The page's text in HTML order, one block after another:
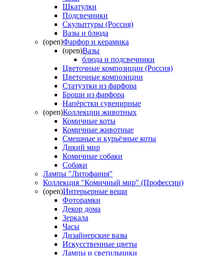
Шкатулки
Подсвечники
Скульптуры (Россия)
Вазы и блюда
(open)Фарфор и керамика
(open)Вазы
блюда и подсвечники
Цветочные композиции (Россия)
Цветочные композиции
Статуэтки из фарфора
Броши из фарфора
Напёрстки сувенирные
(open)Коллекции животных
Комичные коты
Комичные животные
Смешные и курьёзные коты
Дикий мир
Комичные собаки
Собаки
Лампы "Литофания"
Коллекция "Комичный мир" (Профессии)
(open)Интерьерные вещи
Фоторамки
Декор дома
Зеркала
Часы
Дизайнерские вазы
Искусственные цветы
Лампы и светильники